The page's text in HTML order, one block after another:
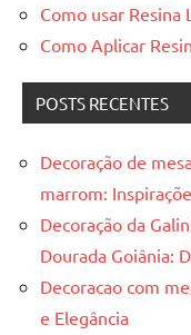
Como usar Resina
Como Aplicar
POSTS RECENTES
Decoração de
marrom:
Decoração da
Dourada Goiânia:
Decoracao com
e Elegância